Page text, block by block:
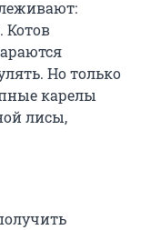
Котов
Но только
карелы
лисы,